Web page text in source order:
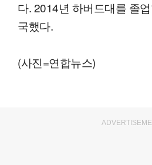
다. 2014년 하버드대를 졸
국했다.
(사진=연합뉴스)